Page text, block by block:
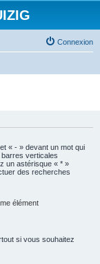
Connexion
« - » devant un mot qui
verticales
un astérisque « * »
des recherches
élément
si vous souhaitez